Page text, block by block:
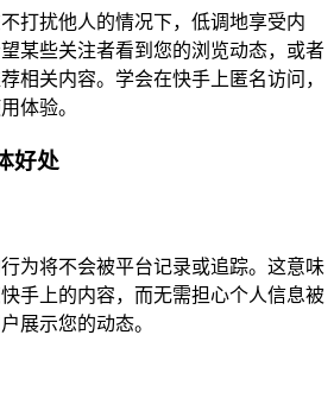
打扰他人的情况下，低调地享受内
某些关注者看到您的浏览动态，或者
相关内容。学会在快手上匿名访问，
体验。
好处
为将不会被平台记录或追踪。这意味
手上的内容，而无需担心个人信息被
展示您的动态。